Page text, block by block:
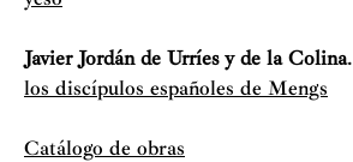
Javier Jordán de Urríes y de la Colina.
los discípulos españoles de Mengs
Catálogo de obras